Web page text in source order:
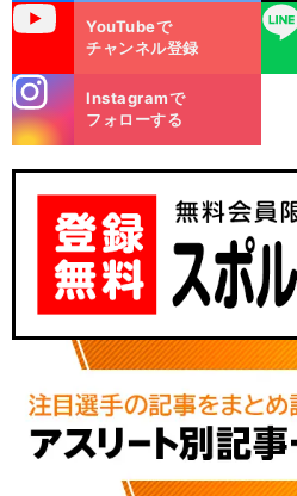
YouTubeで
チャンネル登録
LINE
m
Instagramで
フォローする